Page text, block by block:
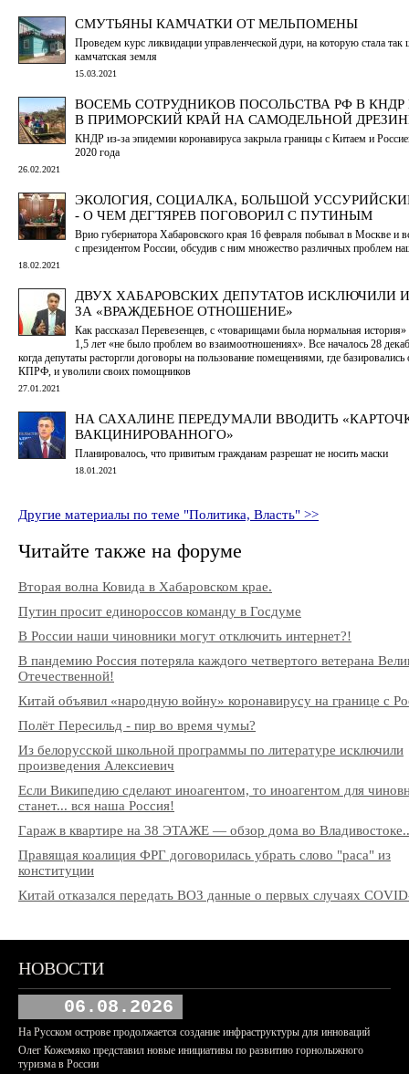
СМУТЬЯНЫ КАМЧАТКИ ОТ МЕЛЬПОМЕНЫ
Проведем курс ликвидации управленческой дури, на которую стала так
камчатская земля
15.03.2021
ВОСЕМЬ СОТРУДНИКОВ ПОСОЛЬСТВА РФ В
В ПРИМОРСКИЙ КРАЙ НА САМОДЕЛЬНОЙ
КНДР из-за эпидемии коронавируса закрыла границы с Китаем и
2020 года
26.02.2021
ЭКОЛОГИЯ, СОЦИАЛКА, БОЛЬШОЙ
- О ЧЕМ ДЕГТЯРЕВ ПОГОВОРИЛ С ПУТИНЫМ
Врио губернатора Хабаровского края 16 февраля побывал в Москве и
с президентом России, обсудив с ним множество различных проблем
18.02.2021
ДВУХ ХАБАРОВСКИХ ДЕПУТАТОВ ИСКЛЮЧИЛИ
ЗА «ВРАЖДЕБНОЕ ОТНОШЕНИЕ»
Как рассказал Перевезенцев, с «товарищами была нормальная история»
1,5 лет «не было проблем во взаимоотношениях». Все началось 28
когда депутаты расторгли договоры на пользование помещениями, где базировались
КПРФ, и уволили своих помощников
27.01.2021
НА САХАЛИНЕ ПЕРЕДУМАЛИ ВВОДИТЬ
ВАКЦИНИРОВАННОГО»
Планировалось, что привитым гражданам разрешат не носить маски
18.01.2021
Другие материалы по теме "Политика, Власть" >>
Читайте также на форуме
Вторая волна Ковида в Хабаровском крае.
Путин просит единороссов команду в Госдуме
В России наши чиновники могут отключить интернет?!
В пандемию Россия потеряла каждого четвертого ветерана
Отечественной!
Китай объявил «народную войну» коронавирусу на границе с
Полёт Пересильд - пир во время чумы?
Из белорусской школьной программы по литературе исключили
произведения Алексиевич
Если Википедию сделают иноагентом, то иноагентом для
станет... вся наша Россия!
Гараж в квартире на 38 ЭТАЖЕ — обзор дома во
Правящая коалиция ФРГ договорилась убрать слово "раса" из
конституции
Китай отказался передать ВОЗ данные о первых случаях
НОВОСТИ
06.08.2026
На Русском острове продолжается создание инфраструктуры для инноваций
Олег Кожемяко представил новые инициативы по развитию горнолыжного
туризма в России